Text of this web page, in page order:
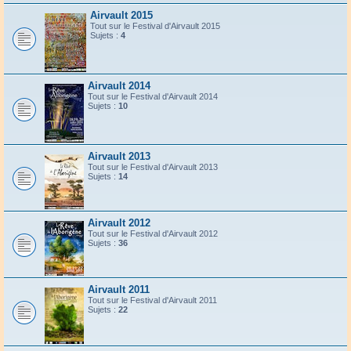
Airvault 2015
Tout sur le Festival d'Airvault 2015
Sujets : 4
Airvault 2014
Tout sur le Festival d'Airvault 2014
Sujets : 10
Airvault 2013
Tout sur le Festival d'Airvault 2013
Sujets : 14
Airvault 2012
Tout sur le Festival d'Airvault 2012
Sujets : 36
Airvault 2011
Tout sur le Festival d'Airvault 2011
Sujets : 22